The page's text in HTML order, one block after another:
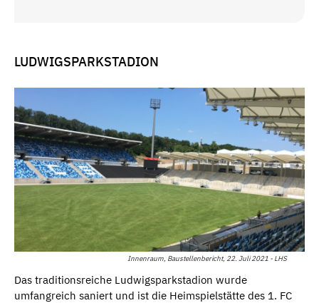
LUDWIGSPARKSTADION
Innenraum, Baustellenbericht, 22. Juli 2021 - LHS
Das traditionsreiche Ludwigsparkstadion wurde
umfangreich saniert und ist die Heimspielstätte des 1. FC